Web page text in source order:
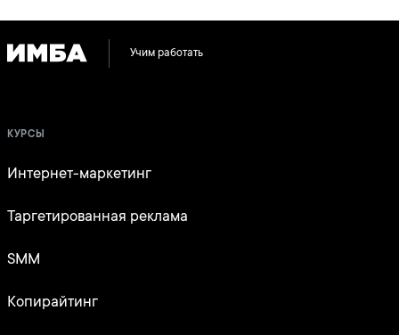
Учим работать
КУРСЫ
Интернет-маркетинг
Таргетированная реклама
SMM
Копирайтинг